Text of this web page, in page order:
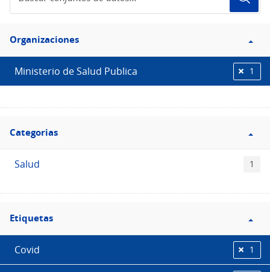
de
Filtro
Organizaciones
Organizaciones
Ministerio de Salud Publica 1
Filtro
Categorias
Categorias
Salud 1
Filtro
Etiquetas
Etiquetas
Covid 1